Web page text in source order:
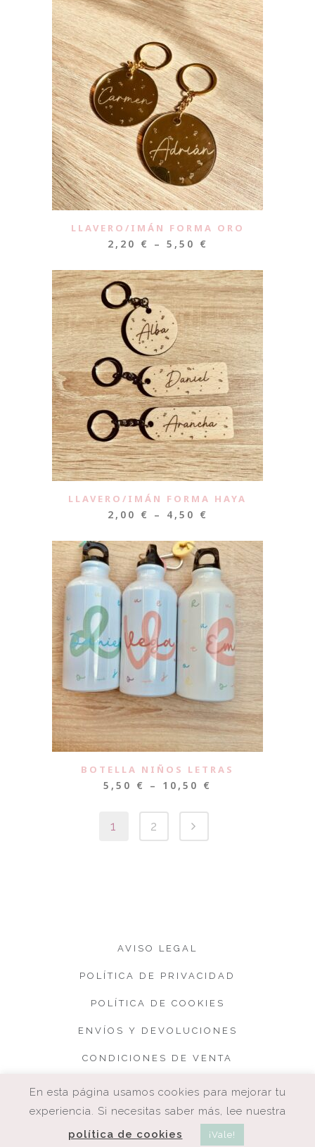
LLAVERO/IMÁN FORMA ORO
2,20 € – 5,50 €
LLAVERO/IMÁN FORMA HAYA
2,00 € – 4,50 €
BOTELLA NIÑOS LETRAS
5,50 € – 10,50 €
1 2
AVISO LEGAL
POLÍTICA DE PRIVACIDAD
POLÍTICA DE COOKIES
ENVÍOS Y DEVOLUCIONES
CONDICIONES DE VENTA
COPYRIGHT. CUQUETA.
En esta página usamos cookies para mejorar tu
experiencia. Si necesitas saber más, lee nuestra
política de cookies
¡Vale!